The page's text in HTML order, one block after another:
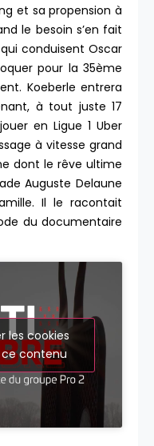
et sa propension à
le besoin s’en fait
conduisent Oscar
pour la 35ème
Koeberle entrera
à tout juste 17
en Ligue 1 Uber
à vitesse grand
dont le rêve ultime
Auguste Delaune
Il le racontait
du documentaire
les cookies
contenu